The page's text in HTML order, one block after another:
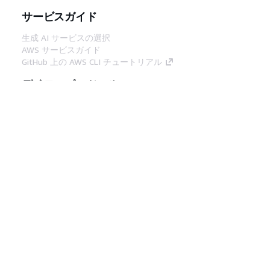
サービスガイド
生成 AI サービスの選択
AWS サービスガイド
GitHub 上の AWS CLI チュートリアル
デベロッパーツール